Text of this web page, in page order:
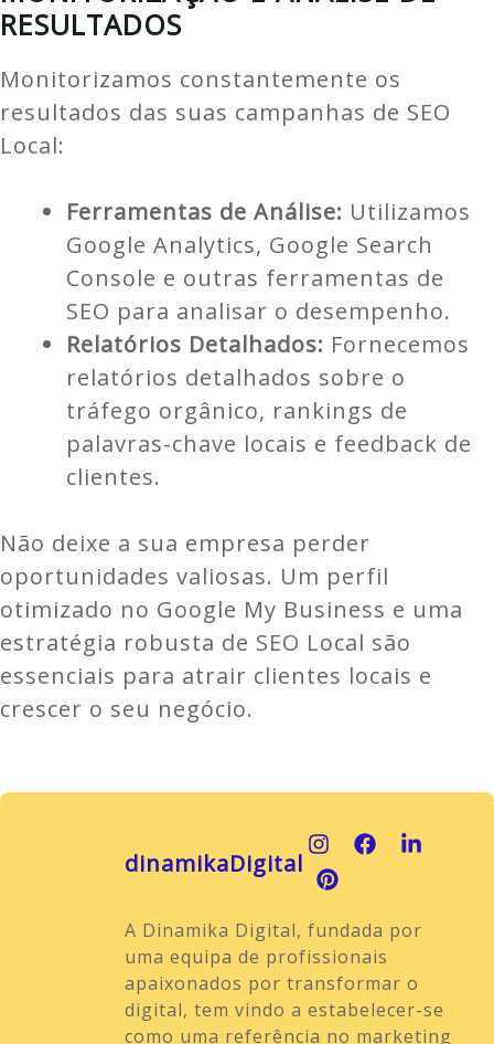
RESULTADOS
Monitorizamos constantemente os
resultados das suas campanhas de SEO
Local:
Ferramentas de Análise: Utilizamos
Google Analytics, Google Search
Console e outras ferramentas de
SEO para analisar o desempenho.
Relatórios Detalhados: Fornecemos
relatórios detalhados sobre o
tráfego orgânico, rankings de
palavras-chave locais e feedback de
clientes.
Não deixe a sua empresa perder
oportunidades valiosas. Um perfil
otimizado no Google My Business e uma
estratégia robusta de SEO Local são
essenciais para atrair clientes locais e
crescer o seu negócio.
dinamikaDigital
A Dinamika Digital, fundada por
uma equipa de profissionais
apaixonados por transformar o
digital, tem vindo a estabelecer-se
como uma referência no marketing